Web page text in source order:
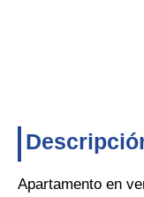
Apartamento en